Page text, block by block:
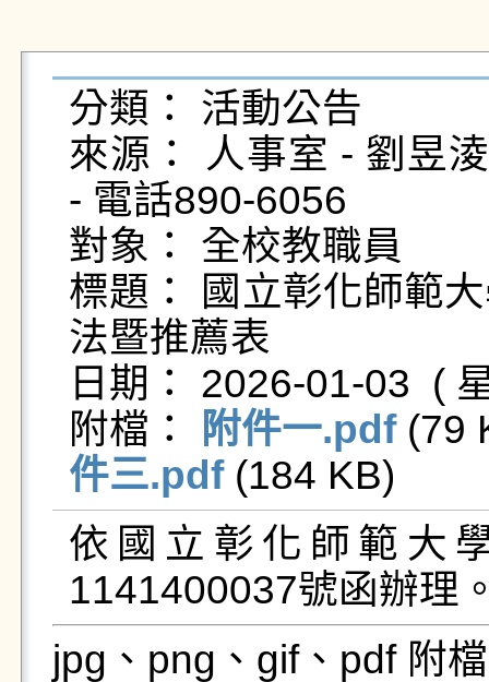
分類： 活動公告
來源： 人事室 - 劉昱
- 電話890-6056
對象： 全校教職員
標題： 國立彰化師範
法暨推薦表
日期： 2026-01-03  (
附檔：
附件一.pdf (79
件三.pdf (184 KB)
依國立彰化師範大
1141400037號函辦理
jpg、png、gif、pdf 附